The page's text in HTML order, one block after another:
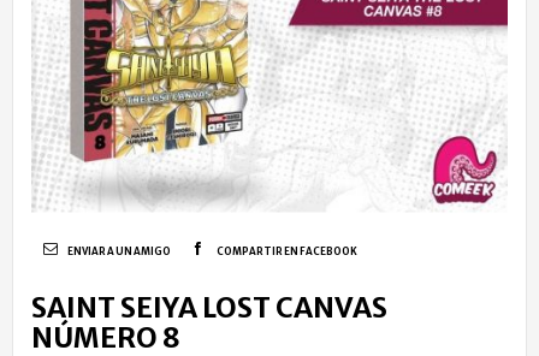
ENVIAR A UN AMIGO COMPARTIR EN FACEBOOK
SAINT SEIYA LOST CANVAS
NÚMERO 8